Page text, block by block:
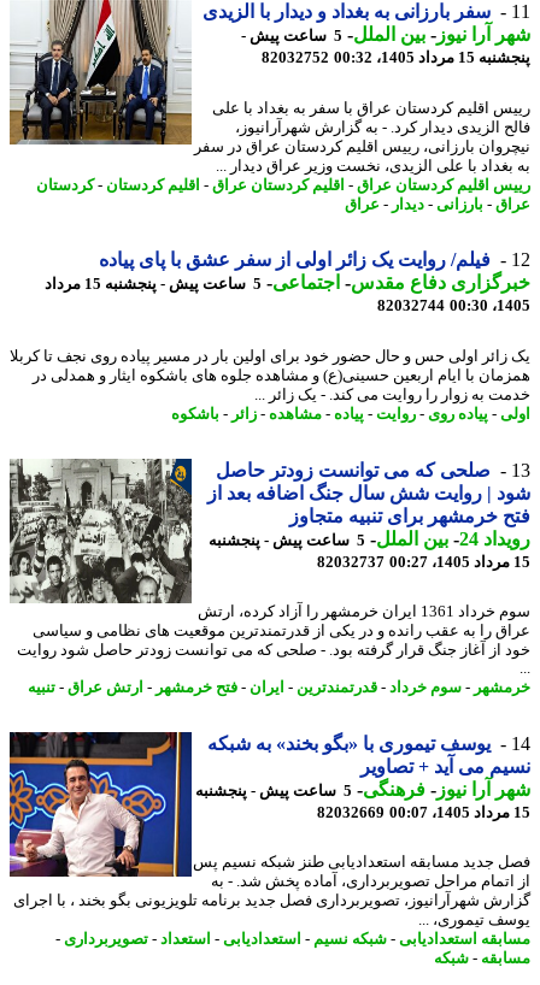
سفر بارزانی به بغداد و دیدار با الزیدی
آرا نیوز-بین الملل- 5 ساعت پیش -
1405، 00:32
82032752
اقلیم کردستان عراق با سفر به بغداد با علی
الزیدی دیدار کرد. - به گزارش شهرآرانیوز،
بارزانی، رییس اقلیم کردستان عراق در سفر
با علی الزیدی، نخست وزیر عراق دیدار ...
اقلیم کردستان عراق- اقلیم کردستان عراق- اقلیم کردستان-کردستان
- بارزانی- دیدار-عراق
فیلم/ روایت یک زائر اولی از سفر عشق با پای پیاده
دفاع مقدس-اجتماعی-
5 ساعت پیش - پنجشنبه 15 مرداد
82032744
اولی حس و حال حضور خود برای اولین بار در مسیر پیاده روی نجف تا کربلا
با ایام اربعین حسینی(ع) و مشاهده جلوه های باشکوه ایثار و همدلی در
به زوار را روایت می کند. - یک زائر ...
-پیاده روی -روایت-پیاده -مشاهده-زائر - باشکوه
صلحی که می توانست زودتر حاصل
| روایت شش سال جنگ اضافه بعد از
خرمشهر برای تنبیه متجاوز
24
-بین الملل-
5 ساعت پیش - پنجشنبه
82032737
سوم خرداد 1361 ایران خرمشهر را آزاد کرده، ارتش
را به عقب رانده و در یکی از قدرتمندترین موقعیت های نظامی و سیاسی
از آغاز جنگ قرار گرفته بود. - صلحی که می توانست زودتر حاصل شود روایت
-سوم خرداد-قدرتمندترین- ایران - فتح خرمشهر-ارتش عراق- تنبیه
یوسف تیموری با «بگو بخند» به شبکه
می آید + تصاویر
آرا نیوز-فرهنگی-
5 ساعت پیش - پنجشنبه
82032669
جدید مسابقه استعدادیابی طنز شبکه نسیم پس
مراحل تصویربرداری، آماده پخش شد. - به
شهرآرانیوز، تصویربرداری فصل جدید برنامه تلویزیونی بگو بخند ، با اجرای
تیموری، ...
استعدادیابی-شبکه نسیم-استعدادیابی-استعداد-تصویربرداری-
-شبکه